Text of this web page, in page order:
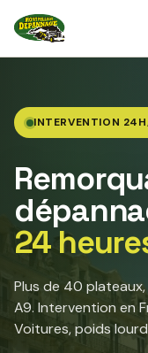
INTERVENTION
24
Plus de 40
A9. Intervention en
Voitures, poids